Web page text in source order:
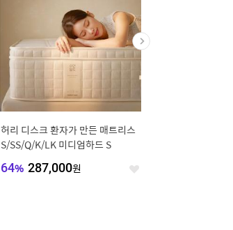
허리 디스크 환자가 만든 매트리스
S/SS/Q/K/LK 미디엄하드 S
64% 287,000원 좋